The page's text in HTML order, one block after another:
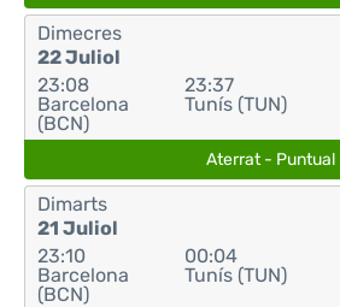
Dimecres
22 Juliol
23:08
Barcelona
(BCN)
23:37
Tunís (TUN)
Aterrat - Puntual
Dimarts
21 Juliol
23:10
Barcelona
(BCN)
00:04
Tunís (TUN)